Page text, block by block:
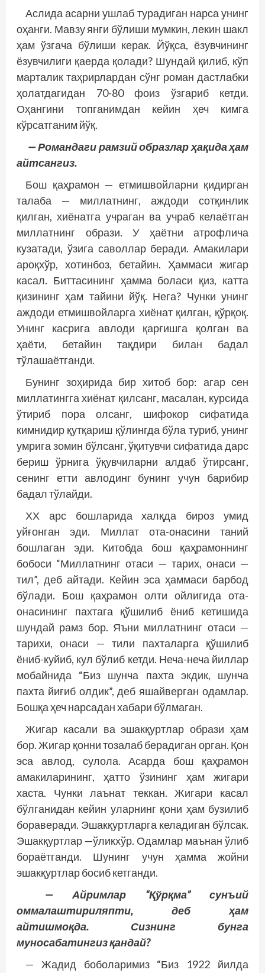
Аслида асарни ушлаб турадиган нарса унинг
оҳанги. Мавзу янги бўлиши мумкин, лекин шакл
ҳам ўзгача бўлиши керак. Йўқса, ёзувчининг
ёзувчилиги қаерда қолади? Шундай қилиб, кўп
марталик таҳрирлардан сўнг роман дастлабки
ҳолатдагидан 70-80 фоиз ўзгариб кетди.
Оҳангини топганимдан кейин ҳеч кимга
кўрсатганим йўқ.
— Романдаги рамзий образлар ҳақида ҳам
айтсангиз.
Бош қаҳрамон — етмишвойларни қидирган
талаба — миллатнинг, аждоди сотқинлик
қилган, хиёнатга учраган ва учраб келаётган
миллатнинг образи. У ҳаётни атрофлича
кузатади, ўзига саволлар беради. Амакилари
ароқхўр, хотинбоз, бетайин. Ҳаммаси жигар
касал. Биттасининг ҳамма боласи қиз, катта
қизининг ҳам тайини йўқ. Нега? Чунки унинг
аждоди етмишвойларга хиёнат қилган, қўрқоқ.
Унинг касрига авлоди қарғишга қолган ва
ҳаёти, бетайин тақдири билан бадал
тўлашаётганди.
Бунинг зоҳирида бир хитоб бор: агар сен
миллатингга хиёнат қилсанг, масалан, курсида
ўтириб пора олсанг, шифокор сифатида
кимнидир қутқариш қўлингда бўла туриб, унинг
умрига зомин бўлсанг, ўқитувчи сифатида дарс
бериш ўрнига ўқувчиларни алдаб ўтирсанг,
сенинг етти авлодинг бунинг учун барибир
бадал тўлайди.
ХХ арс бошларида халқда бироз умид
уйғонган эди. Миллат ота-онасини таний
бошлаган эди. Китобда бош қаҳрамоннинг
бобоси “Миллатнинг отаси — тарих, онаси —
тил”, деб айтади. Кейин эса ҳаммаси барбод
бўлади. Бош қаҳрамон олти ойлигида ота-
онасининг пахтага қўшилиб ёниб кетишида
шундай рамз бор. Яъни миллатнинг отаси —
тарихи, онаси — тили пахталарга қўшилиб
ёниб-куйиб, кул бўлиб кетди. Неча-неча йиллар
мобайнида “Биз шунча пахта экдик, шунча
пахта йиғиб олдик”, деб яшайверган одамлар.
Бошқа ҳеч нарсадан хабари бўлмаган.
Жигар касали ва эшакқуртлар образи ҳам
бор. Жигар қонни тозалаб берадиган орган. Қон
эса авлод, сулола. Асарда бош қаҳрамон
амакиларининг, ҳатто ўзининг ҳам жигари
хаста. Чунки лаънат теккан. Жигари касал
бўлганидан кейин уларнинг қони ҳам бузилиб
бораверади. Эшакқуртларга келадиган бўлсак.
Эшакқуртлар —ўликхўр. Одамлар маънан ўлиб
бораётганди. Шунинг учун ҳамма жойни
эшакқуртлар босиб кетганди.
— Айримлар “Қўрқма” сунъий
оммалаштириляпти, деб ҳам
айтишмоқда. Сизнинг бунга
муносабатингиз қандай?
— Жадид боболаримиз “Биз 1922 йилда